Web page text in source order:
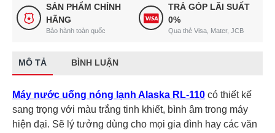
SẢN PHẨM CHÍNH
HÃNG
Bảo hành toàn quốc
TRẢ GÓP LÃI SUẤT
0%
Qua thẻ Visa, Mater, JCB
MÔ TẢ BÌNH LUẬN
Máy nước uống nóng lạnh Alaska RL-110 có thiết kế
sang trọng với màu trắng tinh khiết, bình âm trong máy
hiện đại. Sẽ lý tưởng dùng cho mọi gia đình hay các văn